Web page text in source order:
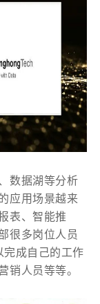
数据湖等分析
应用场景越来
表、智能推
很多岗位人员
成自己的工作
销人员等等。